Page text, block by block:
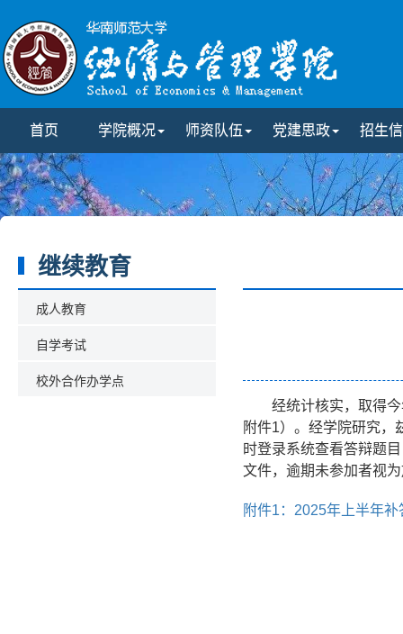
首页 学院概况 师资队伍 党建思政 招生
继续教育
成人教育
自学考试
校外合作办学点
经统计核实，取得
附件1）。经学院研究，
时登录系统查看答辩题
文件，逾期未参加者视
附件1：2025年上半年